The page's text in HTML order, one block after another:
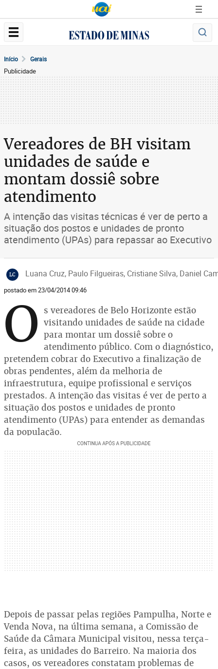
Início Gerais
Publicidade
Vereadores de BH visitam
unidades de saúde e
montam dossiê sobre
atendimento
A intenção das visitas técnicas é ver de perto a
situação dos postos e unidades de pronto
atendimento (UPAs) para repassar ao Executivo
LC Luana Cruz, Paulo Filgueiras, Cristiane Silva, Daniel
postado em 23/04/2014 09:46
O
s vereadores de Belo Horizonte estão
visitando unidades de saúde na cidade
para montar um dossiê sobre o
atendimento público. Com o diagnóstico,
pretendem cobrar do Executivo a finalização de
obras pendentes, além da melhoria de
infraestrutura, equipe profissional e serviços
prestados. A intenção das visitas é ver de perto a
situação dos postos e unidades de pronto
atendimento (UPAs) para entender as demandas
da população.
Depois de passar pelas regiões Pampulha, Norte e
Venda Nova, na última semana, a Comissão de
Saúde da Câmara Municipal visitou, nessa terça-
feira, as unidades do Barreiro. Na maioria dos
casos, os vereadores constatam problemas de